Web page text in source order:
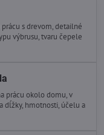
s drevom, detailné
výbrusu, tvaru čepele
prácu okolo domu, v
dĺžky, hmotnosti, účelu a